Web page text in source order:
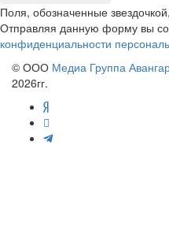
Поля, обозначенные
Отправляя данную форму вы
конфиденциальности
© ООО Медиа Группа
2026гг.